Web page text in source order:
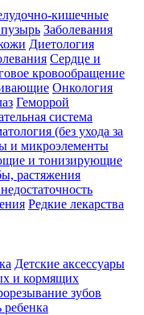
кишечные
Заболевания
Диетология
Сердце и
кровообращение
Онкология
Геморрой
система
(без ухода за
и микроэлементы
и тонизирующие
растяжения
Редкие лекарства
Детские аксессуары
и кормящих
зубов
ребенка